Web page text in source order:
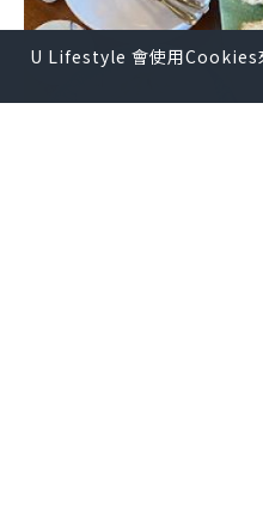
U Lifestyle 會使用Cookies